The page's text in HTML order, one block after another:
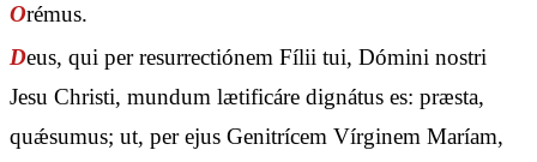
Orémus.
Deus, qui per resurrectiónem Fílii tui, Dómini nostri
Jesu Christi, mundum lætificáre dignátus es: præsta,
quǽsumus; ut, per ejus Genitrícem Vírginem Maríam,